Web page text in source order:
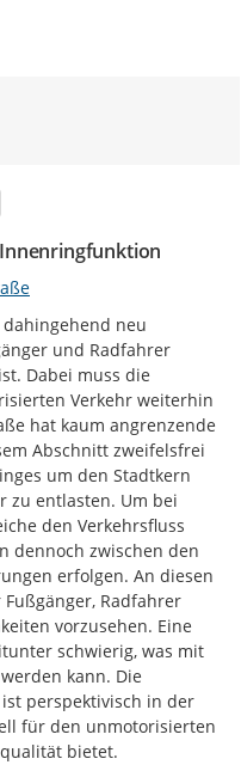
neu
und Radfahrer
Dabei muss die
Verkehr weiterhin
hat kaum angrenzende
Abschnitt zweifelsfrei
um den Stadtkern
zu entlasten. Um bei
den Verkehrsfluss
dennoch zwischen den
erfolgen. An diesen
Radfahrer
vorzusehen. Eine
schwierig, was mit
kann. Die
perspektivisch in der
für den unmotorisierten
bietet.